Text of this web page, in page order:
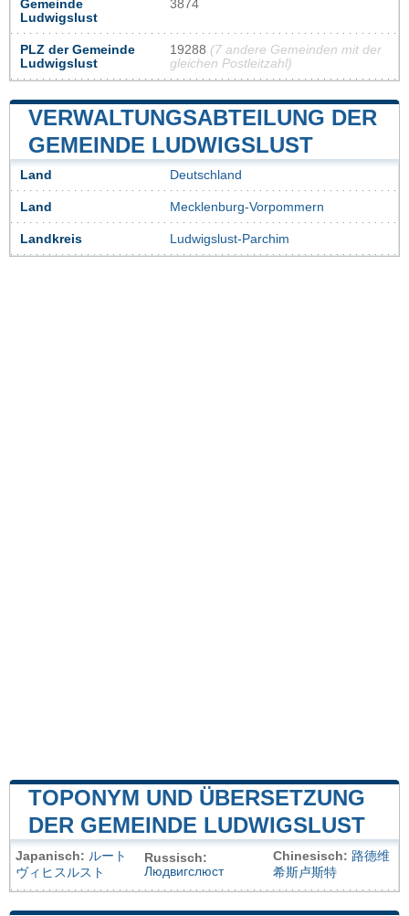
Gemeinde
Ludwigslust
3874
PLZ der Gemeinde
Ludwigslust
19288 (7 andere Gemeinden mit der
gleichen Postleitzahl)
VERWALTUNGSABTEILUNG DER
GEMEINDE LUDWIGSLUST
Land Deutschland
Land Mecklenburg-Vorpommern
Landkreis Ludwigslust-Parchim
TOPONYM UND ÜBERSETZUNG
DER GEMEINDE LUDWIGSLUST
Japanisch: ルート
ヴィヒスルスト
Russisch:
Людвигслюст
Chinesisch: 路德维
希斯卢斯特